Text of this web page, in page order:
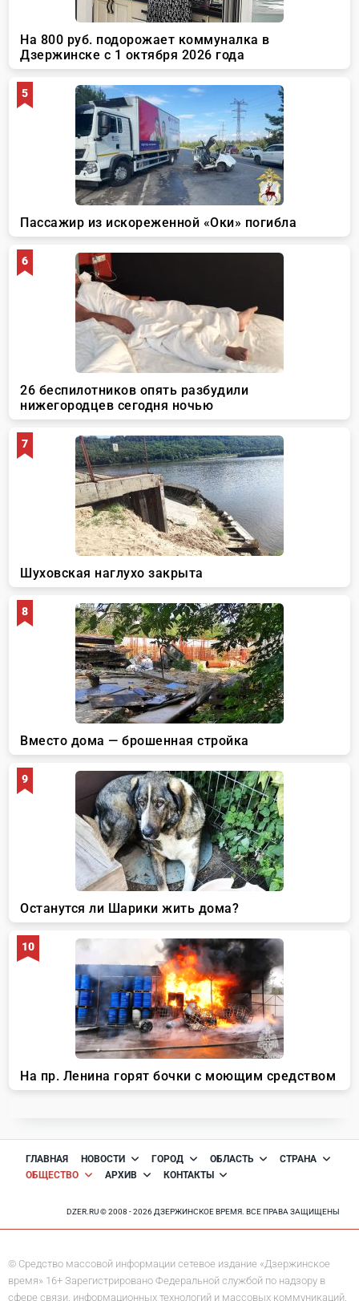
ГЛАВНАЯ НОВОСТИ ГОРОД ОБЛАСТЬ
СТРАНА
ОБЩЕСТВО
АРХИВ КОНТАКТЫ
DZER.RU © 2008 - 2026 ДЗЕРЖИНСКОЕ ВРЕМЯ. ВСЕ ПРАВА ЗАЩИЩЕНЫ
© Средство массовой информации сетевое издание «Дзержинское
время» 16+ Зарегистрировано Федеральной службой по надзору в
сфере связи, информационных технологий и массовых коммуникаций.